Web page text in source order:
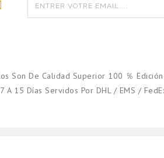
Son De Calidad Superior 100 ％
A 15 Días Servidos Por DHL / EMS /